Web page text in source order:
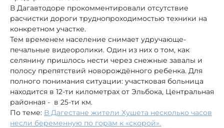
В Дагавтодоре прокомментировали отсутствие
расчистки дороги труднопроходимостью техники на
конкретном участке.
Тем временем население снимает удручающе-
печальные видеоролики. Один из них о том, как
селянину пришлось нести через снежные завалы и
полосу препятствий новорождённого ребенка. Для
полного понимания ситуации: участковая больница
находится в 12-ти километрах от Эльбока, Центральная
районная - в 25-ти км.
По теме: В Дагестане жители Хушета несколько часов
несли беременную по горам к «скорой».